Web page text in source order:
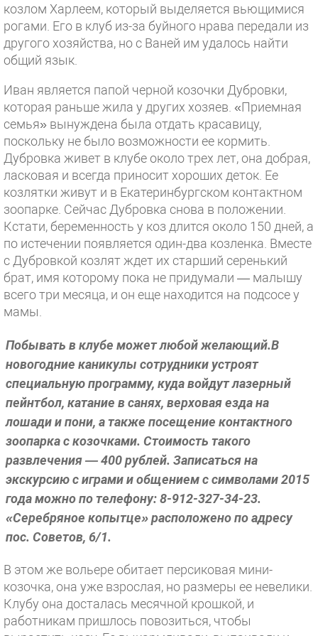
козлом Харлеем, который выделяется вьющимися
рогами. Его в клуб из-за буйного нрава передали из
другого хозяйства, но с Ваней им удалось найти
общий язык.
Иван является папой черной козочки Дубровки,
которая раньше жила у других хозяев. «Приемная
семья» вынуждена была отдать красавицу,
поскольку не было возможности ее кормить.
Дубровка живет в клубе около трех лет, она добрая,
ласковая и всегда приносит хороших деток. Ее
козлятки живут и в Екатеринбургском контактном
зоопарке. Сейчас Дубровка снова в положении.
Кстати, беременность у коз длится около 150 дней, а
по истечении появляется один-два козленка. Вместе
с Дубровкой козлят ждет их старший серенький
брат, имя которому пока не придумали — малышу
всего три месяца, и он еще находится на подсосе у
мамы.
Побывать в клубе может любой желающий.В
новогодние каникулы сотрудники устроят
специальную программу, куда войдут лазерный
пейнтбол, катание в санях, верховая езда на
лошади и пони, а также посещение контактного
зоопарка с козочками. Стоимость такого
развлечения — 400 рублей. Записаться на
экскурсию с играми и общением с символами 2015
года можно по телефону: 8-912-327-34-23.
«Серебряное копытце» расположено по адресу
пос. Советов, 6/1.
В этом же вольере обитает персиковая мини-
козочка, она уже взрослая, но размеры ее невелики.
Клубу она досталась месячной крошкой, и
работникам пришлось повозиться, чтобы